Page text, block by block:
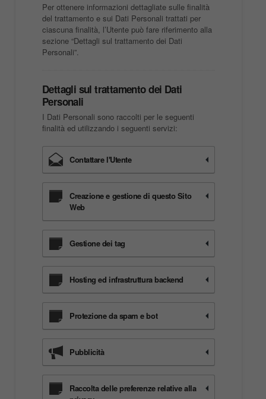
Per ottenere informazioni dettagliate sulle finalità
del trattamento e sui Dati Personali trattati per
ciascuna finalità, l’Utente può fare riferimento alla
sezione “Dettagli sul trattamento dei Dati
Personali”.
Dettagli sul trattamento dei Dati
Personali
I Dati Personali sono raccolti per le seguenti
finalità ed utilizzando i seguenti servizi:
Contattare l'Utente
Creazione e gestione di questo Sito
Web
Gestione dei tag
Hosting ed infrastruttura backend
Protezione da spam e bot
Pubblicità
Raccolta delle preferenze relative alla